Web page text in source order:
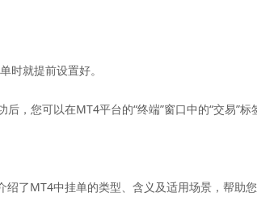
就提前设置好。
您可以在MT4平台的“终端”窗口中的“交易”标
MT4中挂单的类型、含义及适用场景，帮助您